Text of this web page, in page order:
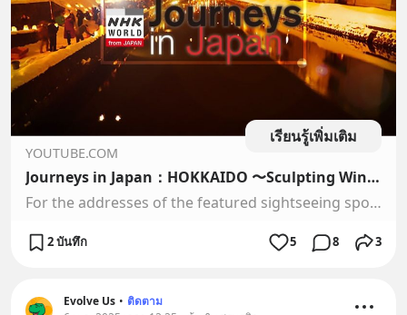
เรียนรู้เพิ่มเติม
YOUTUBE.COM
Journeys in Japan：HOKKAIDO 〜Sculpting Winter’s Ice and Snow〜
For the addresses of the featured sightseeing spots, visit this episode’s web page;https://www.nhk.or.jp/nhkworld/en/tv/journeys/journey_20170404.htmlFor mor…
2 บันทึก 5 8 3
Evolve Us • ติดตาม